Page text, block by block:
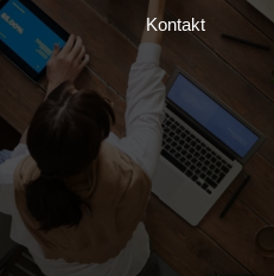
Kontakt